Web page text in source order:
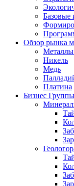
Базовые
Обзор рынка
Металлы
Никель
Медь
Платина
Бизнес Группы